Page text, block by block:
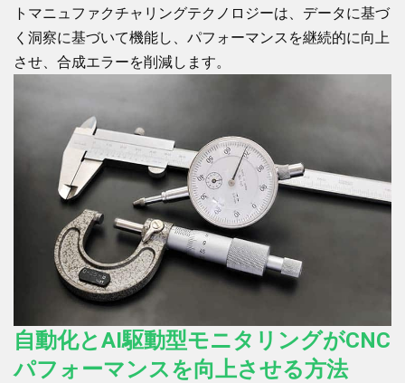
トマニュファクチャリングテクノロジーは、データに基づ
く洞察に基づいて機能し、パフォーマンスを継続的に向上
させ、合成エラーを削減します。
自動化とAI駆動型モニタリングがCNC
パフォーマンスを向上させる方法